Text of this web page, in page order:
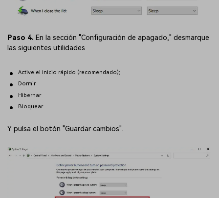
Paso 4. En la sección "Configuración de apagado," desmarque
las siguientes utilidades
Active el inicio rápido (recomendado);
Dormir
Hibernar
Bloquear
Y pulsa el botón "Guardar cambios".